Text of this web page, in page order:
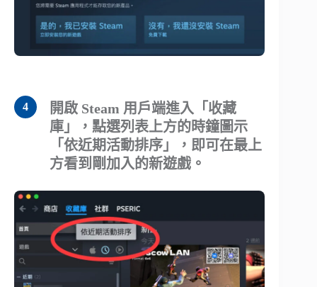
開啟 Steam 用戶端進入「收藏
庫」，點選列表上方的時鐘圖示
「依近期活動排序」，即可在最上
方看到剛加入的新遊戲。